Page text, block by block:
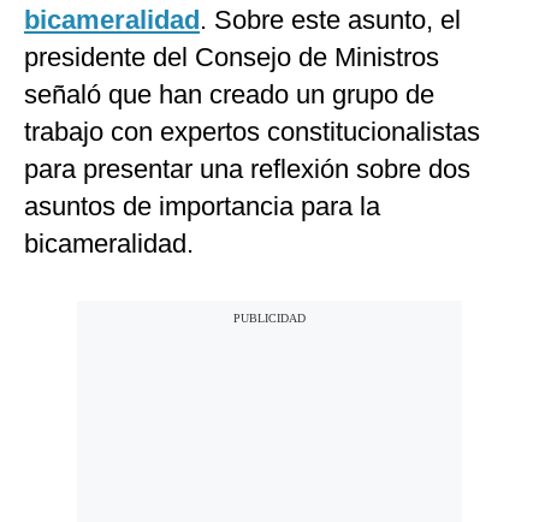
bicameralidad. Sobre este asunto, el
presidente del Consejo de Ministros
señaló que han creado un grupo de
trabajo con expertos constitucionalistas
para presentar una reflexión sobre dos
asuntos de importancia para la
bicameralidad.